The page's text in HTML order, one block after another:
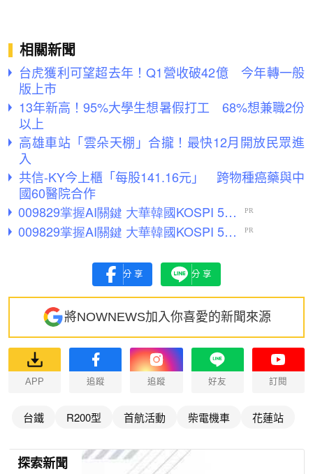
相關新聞
台虎獲利可望超去年！Q1營收破42億 今年轉一般
版上市
13年新高！95%大學生想暑假打工 68%想兼職2份
以上
高雄車站「雲朵天棚」合攏！最快12月開放民眾進
入
共信-KY今上櫃「每股141.16元」 跨物種癌藥與中
國60醫院合作
分享 分享
將NOWNEWS加入你喜愛的新聞來源
APP 追蹤 追蹤 好友 訂閱
台鐵 R200型 首航活動 柴電機車 花蓮站
探索新聞